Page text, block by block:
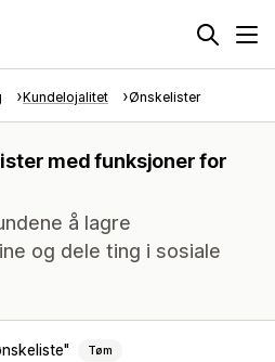
Kundelojalitet Ønskelister
med funksjoner for
å lagre
og dele ting i sosiale
Tøm